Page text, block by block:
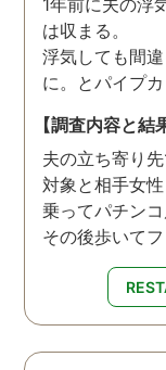
は収まる。
浮気しても間
に。とパイプ
【調査内容と結
夫の立ち寄り
対象と相手女
乗ってパチンコ
その後歩いて